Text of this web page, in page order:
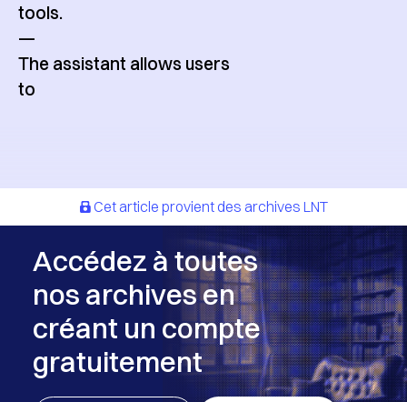
tools.
—
The assistant allows users
to
Cet article provient des archives LNT
Accédez à toutes
nos archives en
créant un compte
gratuitement